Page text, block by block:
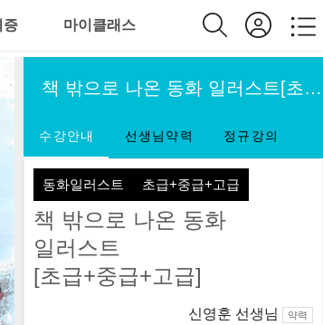
증 마이클래스
책 밖으로 나온 동화 일러스트[초급+중급+고급]
수강안내 선생님약력 정규강의
동화일러스트 초급+중급+고급
책 밖으로 나온 동화
일러스트
[초급+중급+고급]
신영훈 선생님 약력